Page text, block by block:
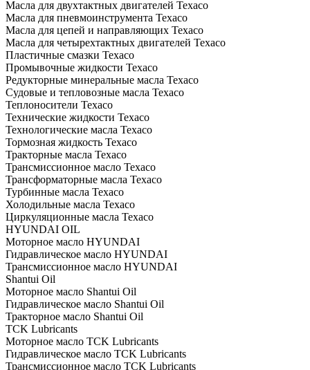
Масла для двухтактных двигателей Texaco
Масла для пневмоинструмента Texaco
Масла для цепей и направляющих Texaco
Масла для четырехтактных двигателей Texaco
Пластичные смазки Texaco
Промывочные жидкости Texaco
Редукторные минеральные масла Texaco
Судовые и тепловозные масла Texaco
Теплоносители Texaco
Технические жидкости Texaco
Технологические масла Texaco
Тормозная жидкость Texaco
Тракторные масла Texaco
Трансмиссионное масло Texaco
Трансформаторные масла Texaco
Турбинные масла Texaco
Холодильные масла Texaco
Циркуляционные масла Texaco
HYUNDAI OIL
Моторное масло HYUNDAI
Гидравлическое масло HYUNDAI
Трансмиссионное масло HYUNDAI
Shantui Oil
Моторное масло Shantui Oil
Гидравлическое масло Shantui Oil
Тракторное масло Shantui Oil
TCK Lubricants
Моторное масло TCK Lubricants
Гидравлическое масло TCK Lubricants
Трансмиссионное масло TCK Lubricants